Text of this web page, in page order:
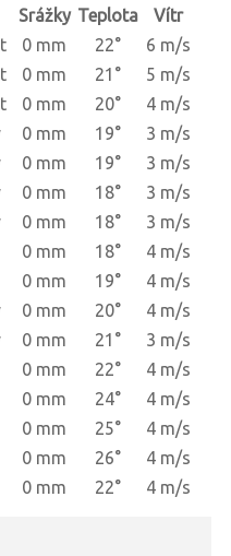
Srážky Teplota
Vítr
0 mm 22°
6 m/s
0 mm 21°
5 m/s
0 mm 20°
4 m/s
0 mm 19°
3 m/s
0 mm 19°
3 m/s
0 mm 18°
3 m/s
0 mm 18°
3 m/s
0 mm 18°
4 m/s
0 mm 19°
4 m/s
0 mm 20°
4 m/s
0 mm 21°
3 m/s
0 mm 22°
4 m/s
0 mm 24°
4 m/s
0 mm 25°
4 m/s
0 mm 26°
4 m/s
0 mm 22° 4 m/s